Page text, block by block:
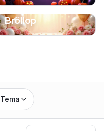
Bröllop
Tema